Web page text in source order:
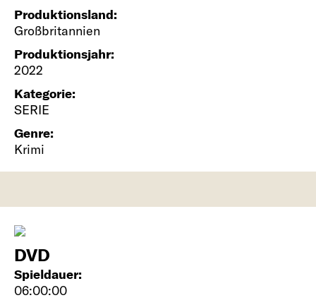
Produktionsland:
Großbritannien
Produktionsjahr:
2022
Kategorie:
SERIE
Genre:
Krimi
DVD
Spieldauer:
06:00:00